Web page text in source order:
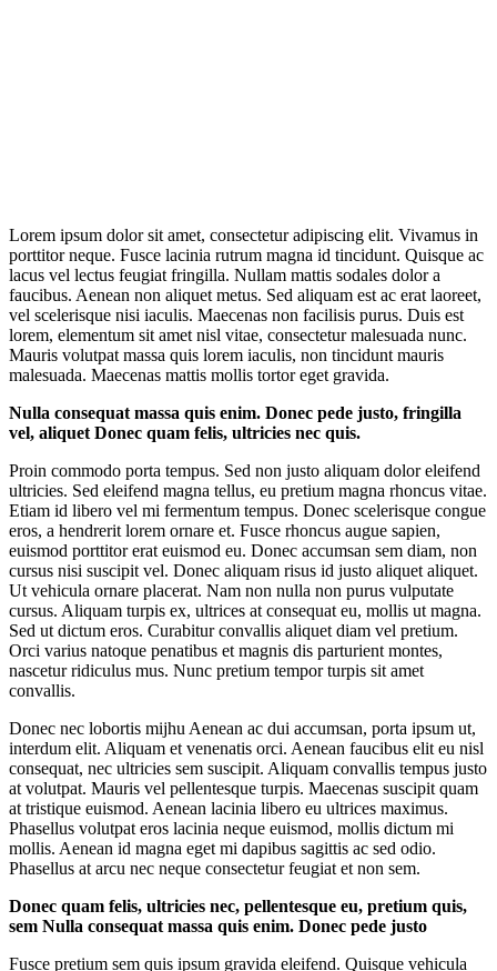
Lorem ipsum dolor sit amet, consectetur adipiscing elit. Vivamus in
porttitor neque. Fusce lacinia rutrum magna id tincidunt. Quisque ac
lacus vel lectus feugiat fringilla. Nullam mattis sodales dolor a
faucibus. Aenean non aliquet metus. Sed aliquam est ac erat laoreet,
vel scelerisque nisi iaculis. Maecenas non facilisis purus. Duis est
lorem, elementum sit amet nisl vitae, consectetur malesuada nunc.
Mauris volutpat massa quis lorem iaculis, non tincidunt mauris
malesuada. Maecenas mattis mollis tortor eget gravida.
Nulla consequat massa quis enim. Donec pede justo, fringilla
vel, aliquet Donec quam felis, ultricies nec quis.
Proin commodo porta tempus. Sed non justo aliquam dolor eleifend
ultricies. Sed eleifend magna tellus, eu pretium magna rhoncus vitae.
Etiam id libero vel mi fermentum tempus. Donec scelerisque congue
eros, a hendrerit lorem ornare et. Fusce rhoncus augue sapien,
euismod porttitor erat euismod eu. Donec accumsan sem diam, non
cursus nisi suscipit vel. Donec aliquam risus id justo aliquet aliquet.
Ut vehicula ornare placerat. Nam non nulla non purus vulputate
cursus. Aliquam turpis ex, ultrices at consequat eu, mollis ut magna.
Sed ut dictum eros. Curabitur convallis aliquet diam vel pretium.
Orci varius natoque penatibus et magnis dis parturient montes,
nascetur ridiculus mus. Nunc pretium tempor turpis sit amet
convallis.
Donec nec lobortis mijhu Aenean ac dui accumsan, porta ipsum ut,
interdum elit. Aliquam et venenatis orci. Aenean faucibus elit eu nisl
consequat, nec ultricies sem suscipit. Aliquam convallis tempus justo
at volutpat. Mauris vel pellentesque turpis. Maecenas suscipit quam
at tristique euismod. Aenean lacinia libero eu ultrices maximus.
Phasellus volutpat eros lacinia neque euismod, mollis dictum mi
mollis. Aenean id magna eget mi dapibus sagittis ac sed odio.
Phasellus at arcu nec neque consectetur feugiat et non sem.
Donec quam felis, ultricies nec, pellentesque eu, pretium quis,
sem Nulla consequat massa quis enim. Donec pede justo
Fusce pretium sem quis ipsum gravida eleifend. Quisque vehicula